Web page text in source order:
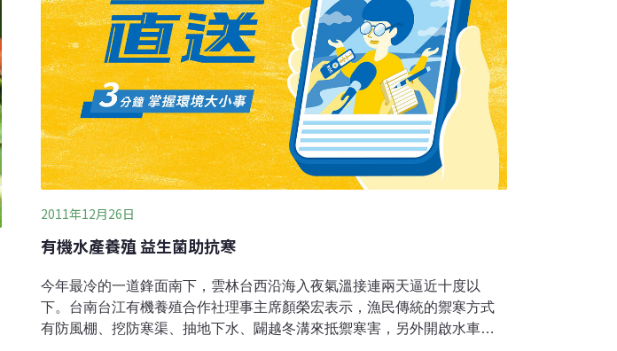
2011年12月26日
有機水產養殖 益生菌助抗寒
今年最冷的一道鋒面南下，雲林台西沿海入夜氣溫接連兩天逼近十度以
下。台南台江有機養殖合作社理事主席顏榮宏表示，漁民傳統的禦寒方式
有防風棚、挖防寒渠、抽地下水、闢越冬溝來抵禦寒害，另外開啟水車，